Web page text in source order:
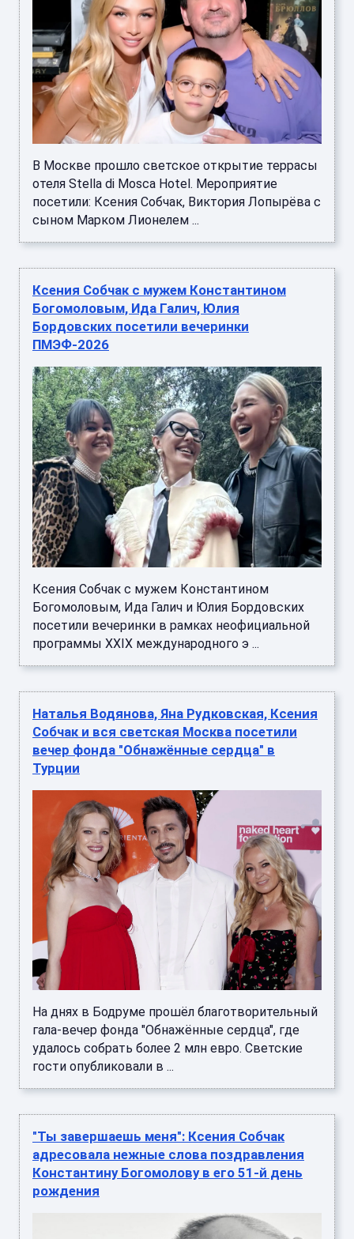
В Москве прошло светское открытие террасы
отеля Stella di Mosca Hotel. Мероприятие
посетили: Ксения Собчак, Виктория Лопырёва с
сыном Марком Лионелем ...
Ксения Собчак с мужем Константином
Богомоловым, Ида Галич, Юлия
Бордовских посетили вечеринки
ПМЭФ-2026
Ксения Собчак с мужем Константином
Богомоловым, Ида Галич и Юлия Бордовских
посетили вечеринки в рамках неофициальной
программы XXIX международного э ...
Наталья Водянова, Яна Рудковская, Ксения
Собчак и вся светская Москва посетили
вечер фонда "Обнажённые сердца" в
Турции
На днях в Бодруме прошёл благотворительный
гала-вечер фонда "Обнажённые сердца", где
удалось собрать более 2 млн евро. Светские
гости опубликовали в ...
"Ты завершаешь меня": Ксения Собчак
адресовала нежные слова поздравления
Константину Богомолову в его 51-й день
рождения